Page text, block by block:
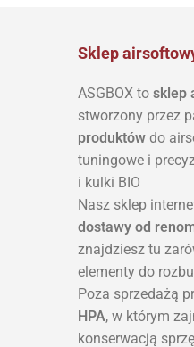
Sklep
ASGBOX to sklep
stworzony przez
produktów do
tuningowe i
i kulki BIO
Nasz sklep
dostawy od
znajdziesz tu
elementy do
Poza sprzedażą
HPA, w którym
konserwacją